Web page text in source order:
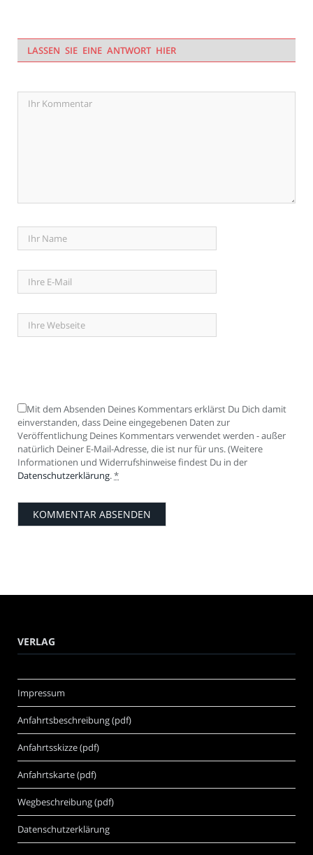
LASSEN SIE EINE ANTWORT HIER
Mit dem Absenden Deines Kommentars erklärst Du Dich damit
einverstanden, dass Deine eingegebenen Daten zur
Veröffentlichung Deines Kommentars verwendet werden - außer
natürlich Deiner E-Mail-Adresse, die ist nur für uns. (Weitere
Informationen und Widerrufshinweise findest Du in der
Datenschutzerklärung.*
VERLAG
Impressum
Anfahrtsbeschreibung (pdf)
Anfahrtsskizze (pdf)
Anfahrtskarte (pdf)
Wegbeschreibung (pdf)
Datenschutzerklärung